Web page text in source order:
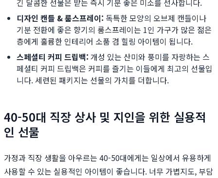
긴 달콤한 선물은 받는 즉시 기분 좋은 미소를 선사합니다.
디자인 캔들 & 룸스프레이: 독특한 모양의 오브제 캔들이나
기분 전환에 좋은 향기의 룸스프레이는 1인 가구가 많은 젊은
층에게 훌륭한 인테리어 소품 겸 힐링 아이템이 됩니다.
스페셜티 커피 드립백: 개성 있는 산미와 풍미를 자랑하는 스
페셜티 커피 드립백은 커피를 즐기는 이들에게 최고의 선물입
니다. 세련된 패키지는 선물의 가치를 더합니다.
40-50대 직장 상사 및 지인을 위한 실용적
인 선물
가정과 직장 생활을 아우르는 40-50대에게는 일상에서 유용하게
사용할 수 있는 실용적인 아이템이 좋습니다. 너무 가볍지도, 부담